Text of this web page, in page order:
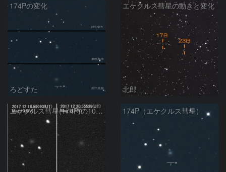
174Pの変化
ろどすた
エケクルス彗星の動きと変化
北郎
エケクルス彗星(174P)の10日間の変化 174P（エケクルス彗星）